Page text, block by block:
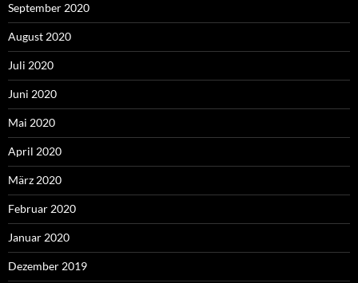
September 2020
August 2020
Juli 2020
Juni 2020
Mai 2020
April 2020
März 2020
Februar 2020
Januar 2020
Dezember 2019